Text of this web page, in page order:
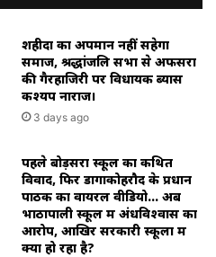
शहीदों का अपमान नहीं सहेगा
समाज, श्रद्धांजलि सभा से अफसरों
की गैरहाजिरी पर विधायक ब्यास
कश्यप नाराज।
3 days ago
पहले बोड़सरा स्कूल का कथित
विवाद, फिर डोंगाकोहरौद के प्रधान
पाठक का वायरल वीडियो… अब
भाठापाली स्कूल में अंधविश्वास का
आरोप, आखिर सरकारी स्कूलों में
क्या हो रहा है?